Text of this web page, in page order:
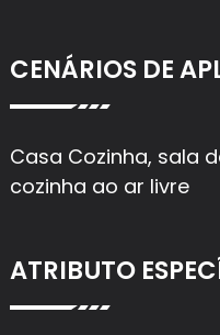
CENÁRIOS DE
Casa Cozinha, sala
cozinha ao ar livre
ATRIBUTO